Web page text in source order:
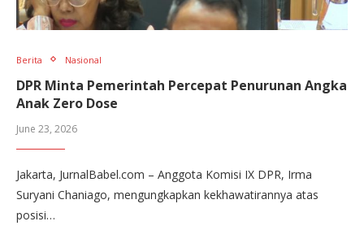
Berita Nasional
DPR Minta Pemerintah Percepat Penurunan Angka
Anak Zero Dose
June 23, 2026
Jakarta, JurnalBabel.com – Anggota Komisi IX DPR, Irma
Suryani Chaniago, mengungkapkan kekhawatirannya atas
posisi…